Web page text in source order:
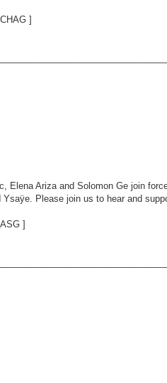
]
Elena Ariza and Solomon Ge join
Please join us to hear and
]